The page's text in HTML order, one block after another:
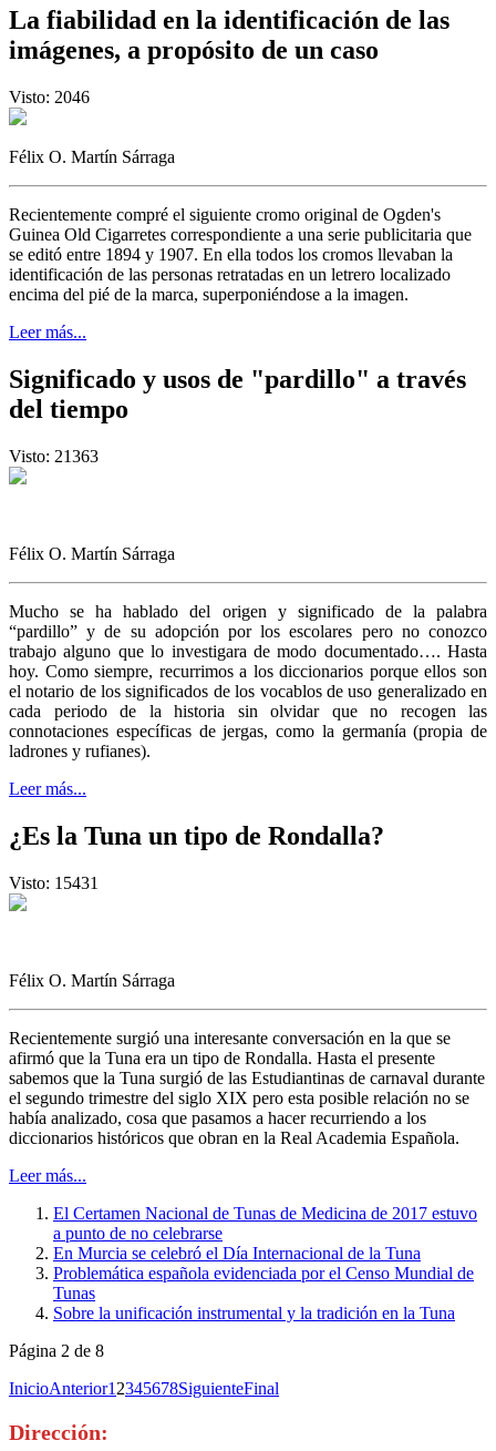
La fiabilidad en la identificación de las
imágenes, a propósito de un caso
Visto: 2046
Félix O. Martín Sárraga
Recientemente compré el siguiente cromo original de Ogden's
Guinea Old Cigarretes correspondiente a una serie publicitaria que
se editó entre 1894 y 1907. En ella todos los cromos llevaban la
identificación de las personas retratadas en un letrero localizado
encima del pié de la marca, superponiéndose a la imagen.
Leer más...
Significado y usos de "pardillo" a través
del tiempo
Visto: 21363
Félix O. Martín Sárraga
Mucho se ha hablado del origen y significado de la palabra
“pardillo” y de su adopción por los escolares pero no conozco
trabajo alguno que lo investigara de modo documentado…. Hasta
hoy. Como siempre, recurrimos a los diccionarios porque ellos son
el notario de los significados de los vocablos de uso generalizado en
cada periodo de la historia sin olvidar que no recogen las
connotaciones específicas de jergas, como la germanía (propia de
ladrones y rufianes).
Leer más...
¿Es la Tuna un tipo de Rondalla?
Visto: 15431
Félix O. Martín Sárraga
Recientemente surgió una interesante conversación en la que se
afirmó que la Tuna era un tipo de Rondalla. Hasta el presente
sabemos que la Tuna surgió de las Estudiantinas de carnaval durante
el segundo trimestre del siglo XIX pero esta posible relación no se
había analizado, cosa que pasamos a hacer recurriendo a los
diccionarios históricos que obran en la Real Academia Española.
Leer más...
El Certamen Nacional de Tunas de Medicina de 2017 estuvo
a punto de no celebrarse
En Murcia se celebró el Día Internacional de la Tuna
Problemática española evidenciada por el Censo Mundial de
Tunas
Sobre la unificación instrumental y la tradición en la Tuna
Página 2 de 8
InicioAnterior1 2345678SiguienteFinal
Dirección: